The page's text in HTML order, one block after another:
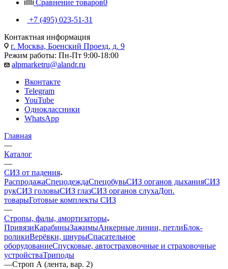
Сравнение товаров0
+7 (495) 023-51-31
Контактная информация
г. Москва, Боенский Проезд, д. 9
Режим работы: Пн-Пт 9:00-18:00
alpmarketru@alandr.ru
Вконтакте
Telegram
YouTube
Одноклассники
WhatsApp
Главная
—
Каталог
—
СИЗ от падения
РаспродажаСпецодеждаСпецобувьСИЗ органов дыханияСИЗ
рукСИЗ головыСИЗ глазСИЗ органов слухаДоп.
товарыГотовые комплекты СИЗ
—
Стропы, фалы, амортизаторы
ПривязиКарабиныЗажимыАнкерные линии, петлиБлок-
роликиВерёвки, шнурыСпасательное
оборудованиеСпусковые, автостраховочные и страховочные
устройстваТриподы
—Строп А (лента, вар. 2)